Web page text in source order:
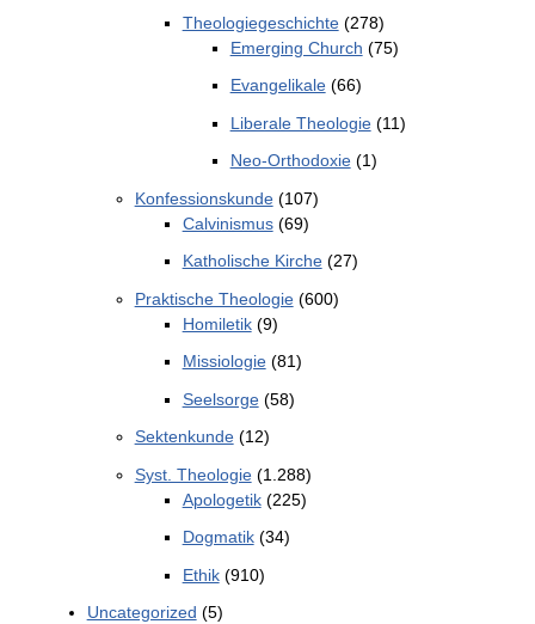
Theologiegeschichte(278)
Emerging Church (75)
Evangelikale(66)
Liberale Theologie(11)
Neo-Orthodoxie(1)
Konfessionskunde(107)
Calvinismus(69)
Katholische Kirche(27)
Praktische Theologie(600)
Homiletik(9)
Missiologie(81)
Seelsorge(58)
Sektenkunde(12)
Syst. Theologie(1.288)
Apologetik(225)
Dogmatik(34)
Ethik(910)
Uncategorized (5)